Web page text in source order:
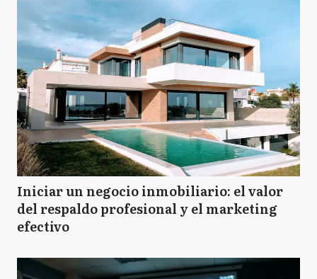
Iniciar un negocio inmobiliario: el valor
del respaldo profesional y el marketing
efectivo